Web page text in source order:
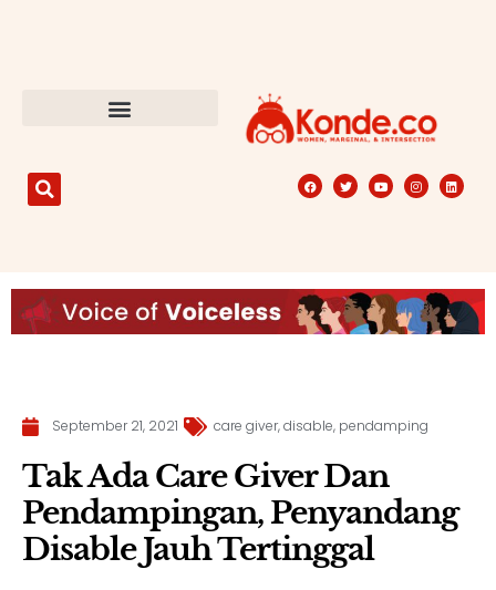
September 21, 2021 care giver,disable, pendamping
Tak Ada Care Giver Dan
Pendampingan, Penyandang
Disable Jauh Tertinggal